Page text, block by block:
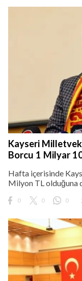
Kayseri
Borcu 1 Milyar
Hafta içerisinde
Milyon TL olduğuna
0 0 0